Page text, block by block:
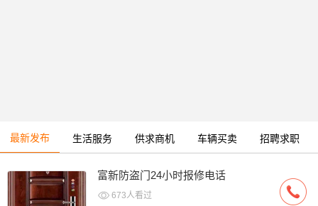
最新发布 生活服务 供求商机 车辆买卖 招聘求职
富新防盗门24小时报修电话
673人看过